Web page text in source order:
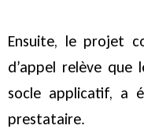
Ensuite, le projet
d’appel relève
socle applicatif, a
prestataire.